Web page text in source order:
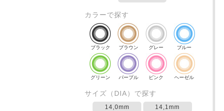
カラーで探す
ブラック ブラウン グレー ブルー
グリーン パープル ピンク ヘーゼル
サイズ（DIA）で探す
14,0mm
14,1mm